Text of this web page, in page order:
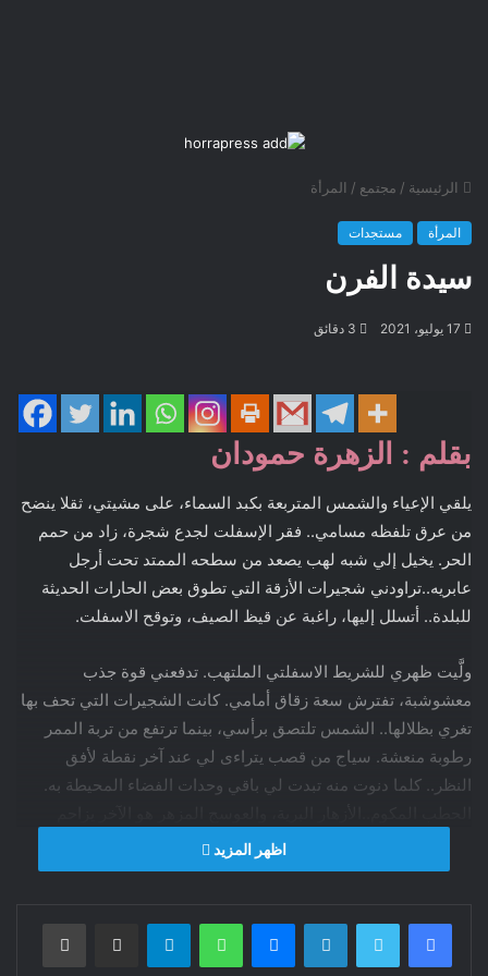
الرئيسية / مجتمع / المرأة
المرأة مستجدات
سيدة الفرن
17 يوليو، 2021
بقلم : الزهرة حمودان
يلقي الإعياء والشمس المتربعة بكبد السماء، على مشيتي، ثقلا ينضح
من عرق تلفظه مسامي.. فقر الإسفلت لجدع شجرة، زاد من حمم
الحر. يخيل إلي شبه لهب يصعد من سطحه الممتد تحت أرجل
عابريه..تراودني شجيرات الأزقة التي تطوق بعض الحارات الحديثة
للبلدة.. أتسلل إليها، راغبة عن قيظ الصيف، وتوقح الاسفلت.
ولَّيت ظهري للشريط الاسفلتي الملتهب. تدفعني قوة جذب
معشوشبة، تفترش سعة زقاق أمامي. كانت الشجيرات التي تحف بها
تغري بظلالها.. الشمس تلتصق برأسي، بينما ترتفع من تربة الممر
رطوبة منعشة. سياج من قصب يتراءى لي عند آخر نقطة لأفق
النظر.. كلما دنوت منه تبدت لي باقي وحدات الفضاء المحيطة به.
اللولب .. شتائل خضراء متعددة الأشكال تحتمي بالسياج، من دوس
الأقدام. تؤنس المكان بعض الهررة التي تمارس استقلاليتها في
خطوات أخرى في الممر؛ الملاذ الذي فررت إليه من حر الإسفلت،
اظهر المزيد
فيسبوك تويتر لينكدإن ماسنجر واتساب تيلقرام مشاركة عبر البريد طباعة